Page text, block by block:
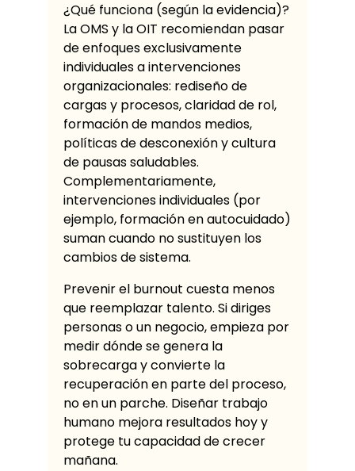
¿Qué funciona (según la evidencia)?
La OMS y la OIT recomiendan pasar
de enfoques exclusivamente
individuales a intervenciones
organizacionales: rediseño de
cargas y procesos, claridad de rol,
formación de mandos medios,
políticas de desconexión y cultura
de pausas saludables.
Complementariamente,
intervenciones individuales (por
ejemplo, formación en autocuidado)
suman cuando no sustituyen los
cambios de sistema.
Prevenir el burnout cuesta menos
que reemplazar talento. Si diriges
personas o un negocio, empieza por
medir dónde se genera la
sobrecarga y convierte la
recuperación en parte del proceso,
no en un parche. Diseñar trabajo
humano mejora resultados hoy y
protege tu capacidad de crecer
mañana.